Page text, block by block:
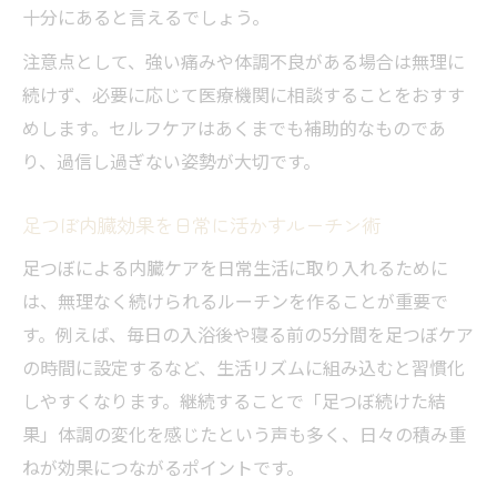
十分にあると言えるでしょう。
注意点として、強い痛みや体調不良がある場合は無理に
続けず、必要に応じて医療機関に相談することをおすす
めします。セルフケアはあくまでも補助的なものであ
り、過信し過ぎない姿勢が大切です。
足つぼ内臓効果を日常に活かすルーチン術
足つぼによる内臓ケアを日常生活に取り入れるために
は、無理なく続けられるルーチンを作ることが重要で
す。例えば、毎日の入浴後や寝る前の5分間を足つぼケア
の時間に設定するなど、生活リズムに組み込むと習慣化
しやすくなります。継続することで「足つぼ続けた結
果」体調の変化を感じたという声も多く、日々の積み重
ねが効果につながるポイントです。